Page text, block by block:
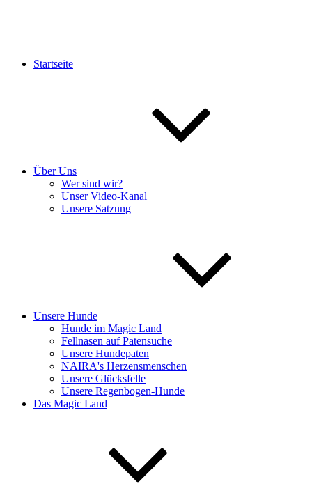
Startseite
Über Uns
Wer sind wir?
Unser Video-Kanal
Unsere Satzung
Unsere Hunde
Hunde im Magic Land
Fellnasen auf Patensuche
Unsere Hundepaten
NAIRA's Herzensmenschen
Unsere Glücksfelle
Unsere Regenbogen-Hunde
Das Magic Land